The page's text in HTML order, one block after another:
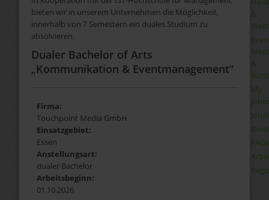
&
&
My
FAQs
bieten wir in unserem Unternehmen die Möglichkeit,
innerhalb von 7 Semestern ein duales Studium zu
absolvieren.
Dualer Bachelor of Arts
„Kommunikation & Eventmanagement“
Firma:
Touchpoint Media GmbH
Einsatzgebiet:
Essen
Anstellungsart:
dualer Bachelor
Arbeitsbeginn:
01.10.2026